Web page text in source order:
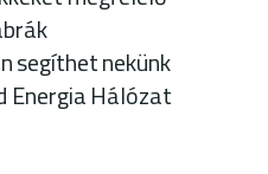
segíthet nekünk
Energia Hálózat